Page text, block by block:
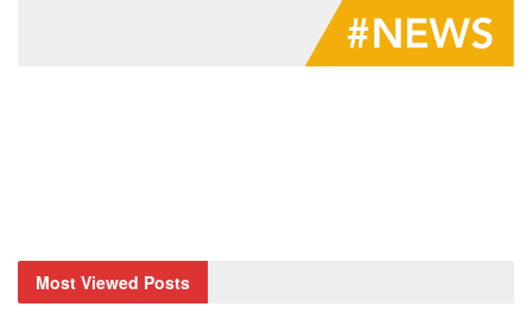
Most Viewed Posts